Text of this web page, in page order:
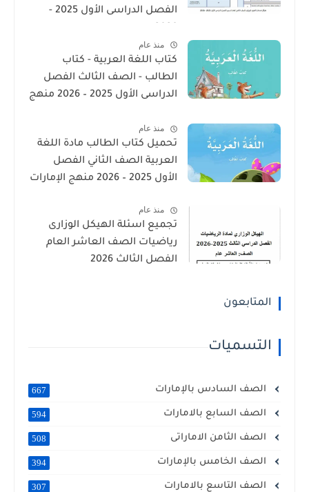
الفصل الدراسى الأول 2025 -
منذ عام
كتاب اللغة العربية - كتاب
الطالب - الصف الثالث الفصل
الدراسى الأول 2025 – 2026 منهج
منذ عام
تحميل كتاب الطالب مادة اللغة
العربية الصف الثاني الفصل
الأول 2025 – 2026 منهج الإمارات
منذ عام
تجميع اسئلة الهيكل الوزارى
رياضيات الصف العاشر العام
الفصل الثالث 2026
المتابعون
التسميات
الصف السادس بالإمارات 667
الصف السابع بالامارات 594
الصف الثامن الاماراتى 508
الصف الخامس بالإمارات 394
الصف التاسع بالامارات 307